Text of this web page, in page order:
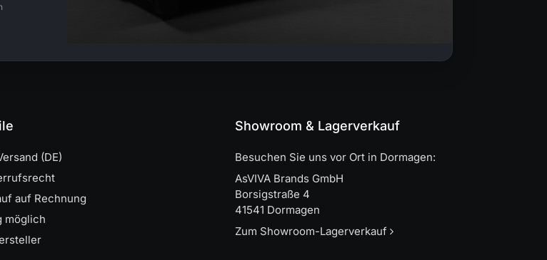
(DE)
auf Rechnung
möglich
Showroom & Lagerverkauf
Besuchen Sie uns vor Ort in Dormagen:
AsVIVA Brands GmbH
Borsigstraße 4
41541 Dormagen
Zum Showroom-Lagerverkauf